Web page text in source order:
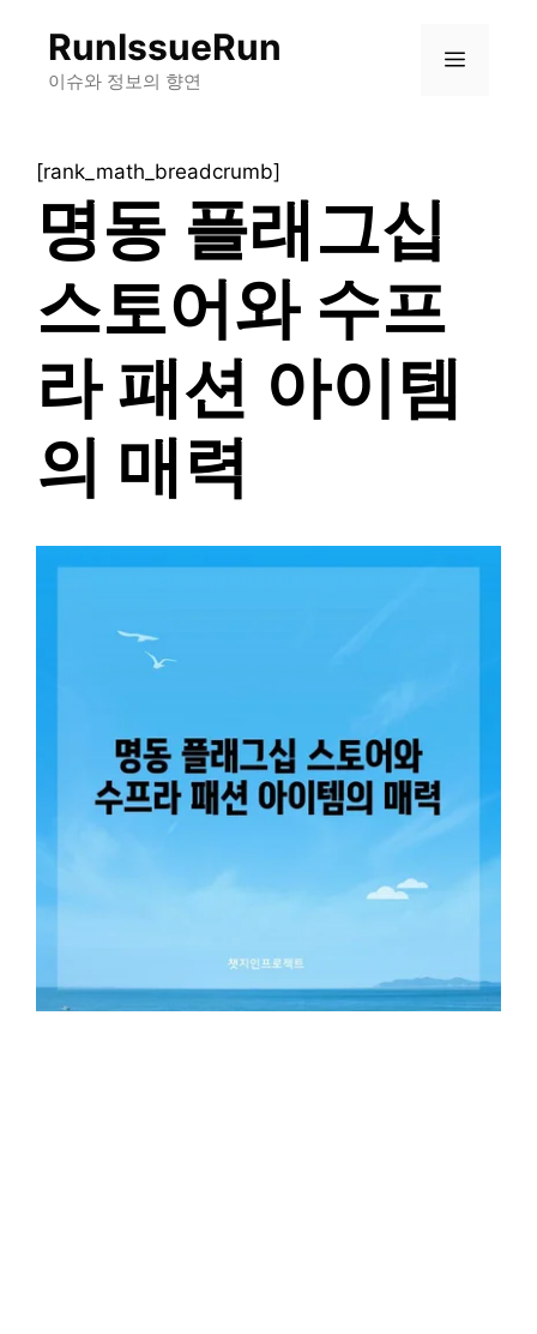
RunIssueRun
이슈와 정보의 향연
메
[rank_math_breadcrumb]
명동 플래그십
스토어와 수프
라 패션 아이템
의 매력